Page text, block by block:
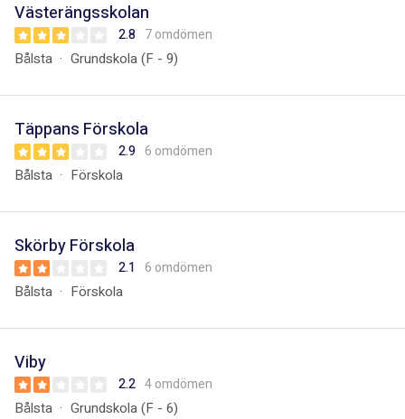
Västerängsskolan
2.8 7 omdömen
Bålsta Grundskola (F - 9)
Täppans Förskola
2.9 6 omdömen
Bålsta Förskola
Skörby Förskola
2.1 6 omdömen
Bålsta Förskola
Viby
2.2 4 omdömen
Bålsta Grundskola (F - 6)